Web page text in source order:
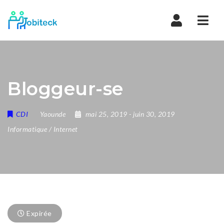
Bloggeur-se
CDI Yaounde mai 25, 2019 - juin 30, 2019
Informatique / Internet
Expirée